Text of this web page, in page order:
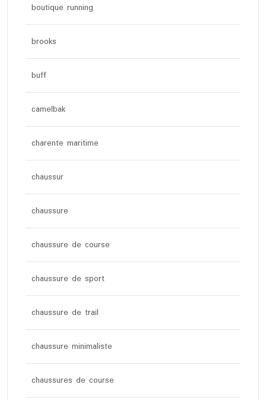
boutique running
brooks
buff
camelbak
charente maritime
chaussur
chaussure
chaussure de course
chaussure de sport
chaussure de trail
chaussure minimaliste
chaussures de course